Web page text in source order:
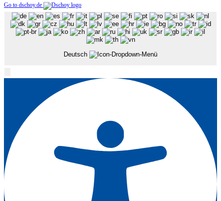
Go to dschoy.de
Deutsch